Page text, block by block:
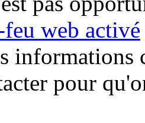
feu web activé
informations
pour